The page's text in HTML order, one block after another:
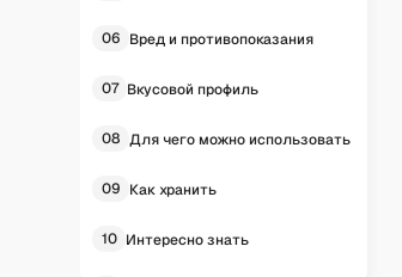
06 Вред и противопоказания
07 Вкусовой профиль
08 Для чего можно использовать
09 Как хранить
10 Интересно знать